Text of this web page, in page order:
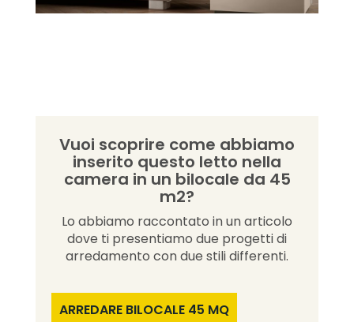
Vuoi scoprire come abbiamo
inserito questo letto nella
camera in un bilocale da 45
m2?
Lo abbiamo raccontato in un articolo
dove ti presentiamo due progetti di
arredamento con due stili differenti.
ARREDARE BILOCALE 45 MQ